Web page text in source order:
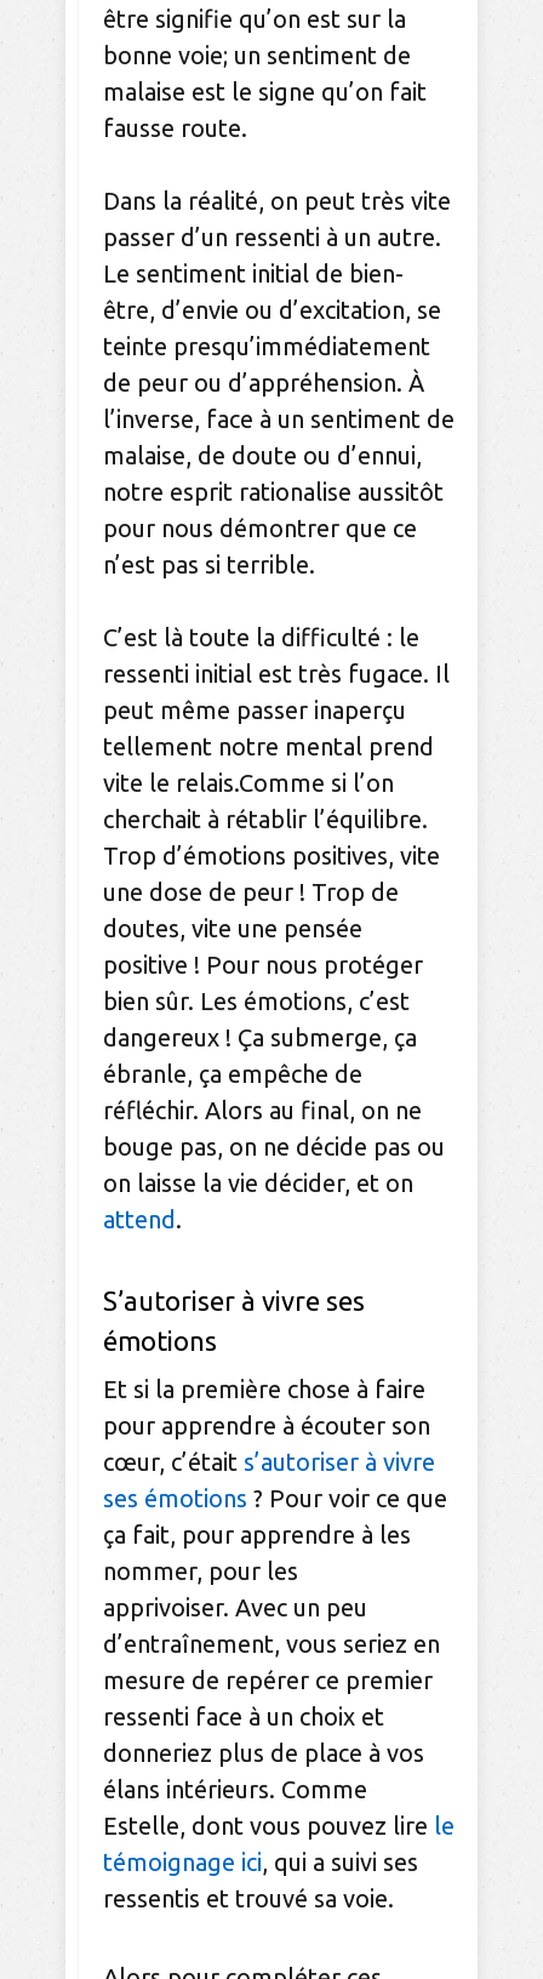
être signifie qu’on est sur la
bonne voie; un sentiment de
malaise est le signe qu’on fait
fausse route.
Dans la réalité, on peut très vite
passer d’un ressenti à un autre.
Le sentiment initial de bien-
être, d’envie ou d’excitation, se
teinte presqu’immédiatement
de peur ou d’appréhension. À
l’inverse, face à un sentiment de
malaise, de doute ou d’ennui,
notre esprit rationalise aussitôt
pour nous démontrer que ce
n’est pas si terrible.
C’est là toute la difficulté : le
ressenti initial est très fugace. Il
peut même passer inaperçu
tellement notre mental prend
vite le relais.Comme si l’on
cherchait à rétablir l’équilibre.
Trop d’émotions positives, vite
une dose de peur ! Trop de
doutes, vite une pensée
positive ! Pour nous protéger
bien sûr. Les émotions, c’est
dangereux ! Ça submerge, ça
ébranle, ça empêche de
réfléchir. Alors au final, on ne
bouge pas, on ne décide pas ou
on laisse la vie décider, et on
attend.
S’autoriser à vivre ses
émotions
Et si la première chose à faire
pour apprendre à écouter son
cœur, c’était s’autoriser à vivre
ses émotions ? Pour voir ce que
ça fait, pour apprendre à les
nommer, pour les
apprivoiser. Avec un peu
d’entraînement, vous seriez en
mesure de repérer ce premier
ressenti face à un choix et
donneriez plus de place à vos
élans intérieurs. Comme
Estelle, dont vous pouvez lire le
témoignage ici, qui a suivi ses
ressentis et trouvé sa voie.